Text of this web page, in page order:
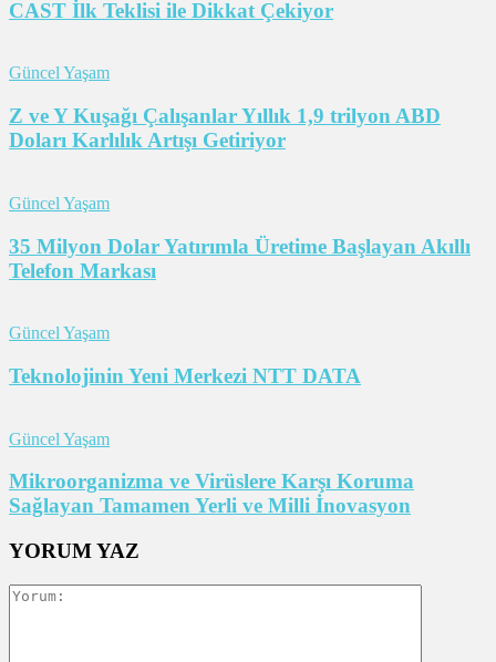
CAST İlk Teklisi ile Dikkat Çekiyor
Güncel Yaşam
Z ve Y Kuşağı Çalışanlar Yıllık 1,9 trilyon ABD
Doları Karlılık Artışı Getiriyor
Güncel Yaşam
35 Milyon Dolar Yatırımla Üretime Başlayan Akıllı
Telefon Markası
Güncel Yaşam
Teknolojinin Yeni Merkezi NTT DATA
Güncel Yaşam
Mikroorganizma ve Virüslere Karşı Koruma
Sağlayan Tamamen Yerli ve Milli İnovasyon
YORUM YAZ